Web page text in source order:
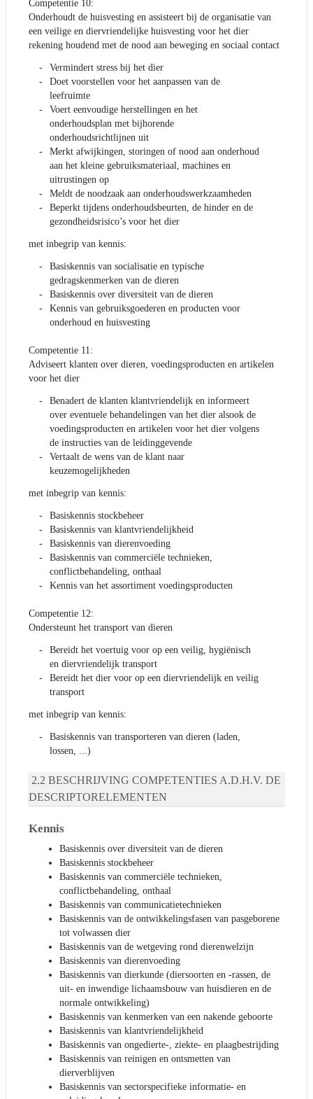
Competentie 10:
Onderhoudt de huisvesting en assisteert bij de organisatie van
een veilige en diervriendelijke huisvesting voor het dier
rekening houdend met de nood aan beweging en sociaal contact
Vermindert stress bij het dier
Doet voorstellen voor het aanpassen van de
leefruimte
Voert eenvoudige herstellingen en het
onderhoudsplan met bijhorende
onderhoudsrichtlijnen uit
Merkt afwijkingen, storingen of nood aan onderhoud
aan het kleine gebruiksmateriaal, machines en
uitrustingen op
Meldt de noodzaak aan onderhoudswerkzaamheden
Beperkt tijdens onderhoudsbeurten, de hinder en de
gezondheidsrisico’s voor het dier
met inbegrip van kennis:
Basiskennis van socialisatie en typische
gedragskenmerken van de dieren
Basiskennis over diversiteit van de dieren
Kennis van gebruiksgoederen en producten voor
onderhoud en huisvesting
Competentie 11:
Adviseert klanten over dieren, voedingsproducten en artikelen
voor het dier
Benadert de klanten klantvriendelijk en informeert
over eventuele behandelingen van het dier alsook de
voedingsproducten en artikelen voor het dier volgens
de instructies van de leidinggevende
Vertaalt de wens van de klant naar
keuzemogelijkheden
met inbegrip van kennis:
Basiskennis stockbeheer
Basiskennis van klantvriendelijkheid
Basiskennis van dierenvoeding
Basiskennis van commerciële technieken,
conflictbehandeling, onthaal
Kennis van het assortiment voedingsproducten
Competentie 12:
Ondersteunt het transport van dieren
Bereidt het voertuig voor op een veilig, hygiënisch
en diervriendelijk transport
Bereidt het dier voor op een diervriendelijk en veilig
transport
met inbegrip van kennis:
Basiskennis van transporteren van dieren (laden,
lossen, ...)
BESCHRIJVING COMPETENTIES A.D.H.V. DE
DESCRIPTORELEMENTEN
Kennis
Basiskennis over diversiteit van de dieren
Basiskennis stockbeheer
Basiskennis van commerciële technieken,
conflictbehandeling, onthaal
Basiskennis van communicatietechnieken
Basiskennis van de ontwikkelingsfasen van pasgeborene
tot volwassen dier
Basiskennis van de wetgeving rond dierenwelzijn
Basiskennis van dierenvoeding
Basiskennis van dierkunde (diersoorten en -rassen, de
uit- en inwendige lichaamsbouw van huisdieren en de
normale ontwikkeling)
Basiskennis van kenmerken van een nakende geboorte
Basiskennis van klantvriendelijkheid
Basiskennis van ongedierte-, ziekte- en plaagbestrijding
Basiskennis van reinigen en ontsmetten van
dierverblijven
Basiskennis van sectorspecifieke informatie- en